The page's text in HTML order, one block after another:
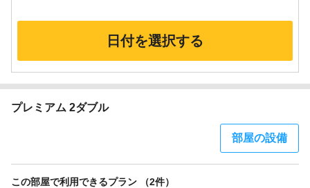
日付を選択する
プレミアム 2ダブル
部屋の設備
この部屋で利用できるプラン （2件）